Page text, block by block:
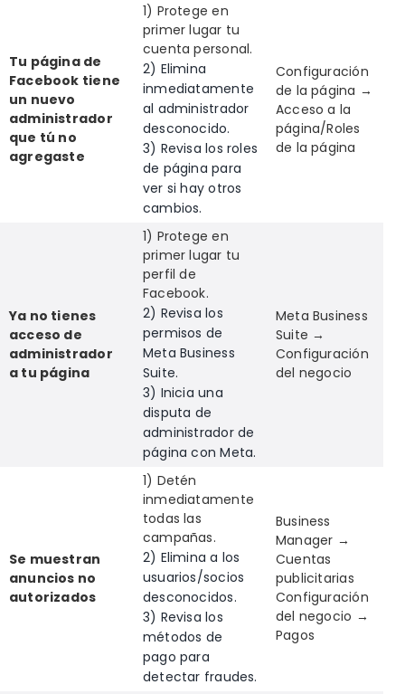
Tu página de
Facebook tiene
un nuevo
administrador
que tú no
agregaste
1) Protege en
primer lugar tu
cuenta personal.
2) Elimina
inmediatamente
al administrador
desconocido.
3) Revisa los roles
de página para
ver si hay otros
cambios.
Configuración
de la página →
Acceso a la
página/Roles
de la página
Ya no tienes
acceso de
administrador
a tu página
1) Protege en
primer lugar tu
perfil de
Facebook.
2) Revisa los
permisos de
Meta Business
Suite.
3) Inicia una
disputa de
administrador de
página con Meta.
Meta Business
Suite →
Configuración
del negocio
Se muestran
anuncios no
autorizados
1) Detén
inmediatamente
todas las
campañas.
2) Elimina a los
usuarios/socios
desconocidos.
3) Revisa los
métodos de
pago para
detectar fraudes.
Business
Manager →
Cuentas
publicitarias
Configuración
del negocio →
Pagos